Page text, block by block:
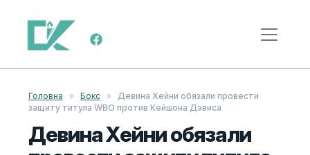
Перейти к содержимому
Меню навигации
Головна » Бокс »
Девина Хейни обязали провести
защиту титула WBO против Кейшона Дэвиса
Девина Хейни обязали